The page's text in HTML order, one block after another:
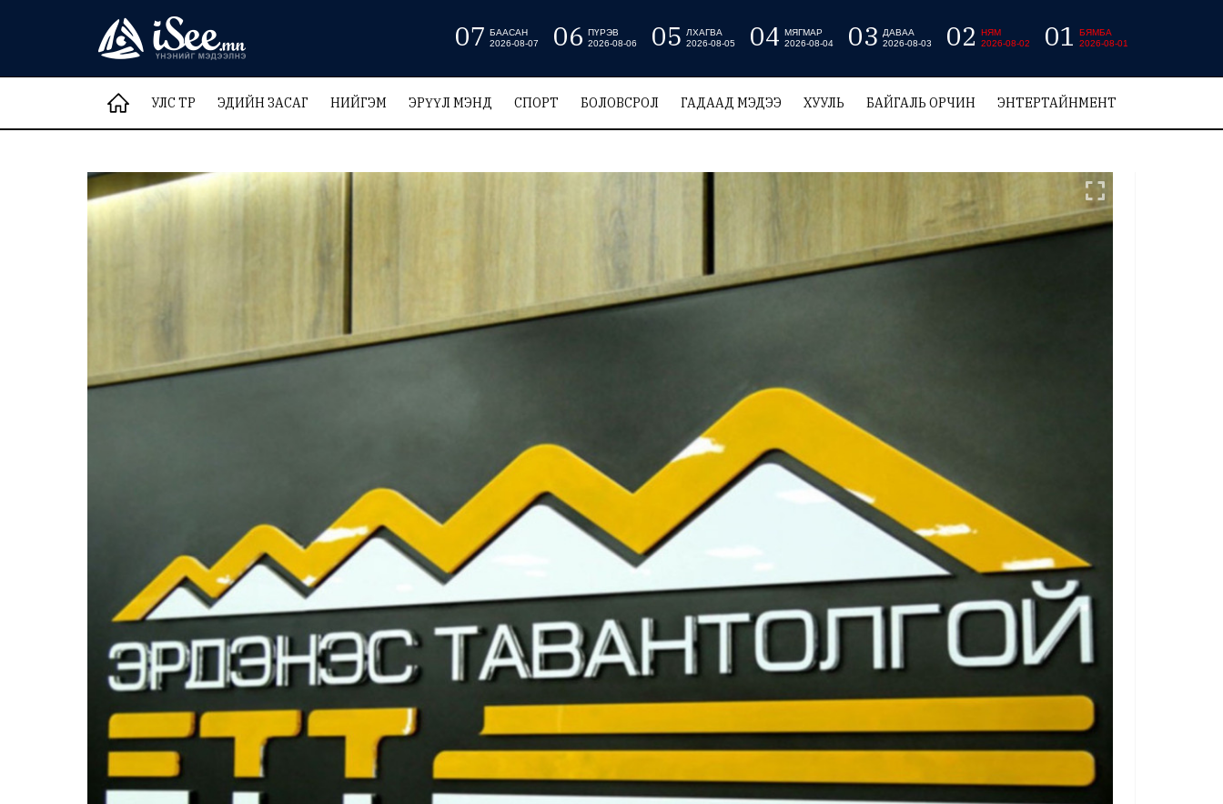
07 БААСАН
2026-08-07
06 ПҮРЭВ
2026-08-06
05
ЛХАГВА
2026-08-05
04 МЯГМАР
2026-08-04
03
ДАВАА
2026-08-03
02
НЯМ
2026-08-02
01
БЯМБА
2026-08-01
УЛС ТӨР ЭДИЙН ЗАСАГ НИЙГЭМ ЭРҮҮЛ МЭНД СПОРТ БОЛОВСРОЛ ГАДААД МЭДЭЭ ХУУЛЬ БАЙГАЛЬ ОРЧИН ЭНТЕРТАЙНМЕНТ